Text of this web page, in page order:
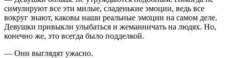
симу­ли­ру­ют все эти милые, сла­день­кие эмо­ции, ведь все
вокруг зна­ют, како­вы наши реаль­ные эмо­ции на самом деле.
Девуш­ки при­вык­ли улы­бать­ся и жеман­ни­чать на людях. Но,
конеч­но же, это все­гда было подделкой.
— Они выгля­дят ужасно.